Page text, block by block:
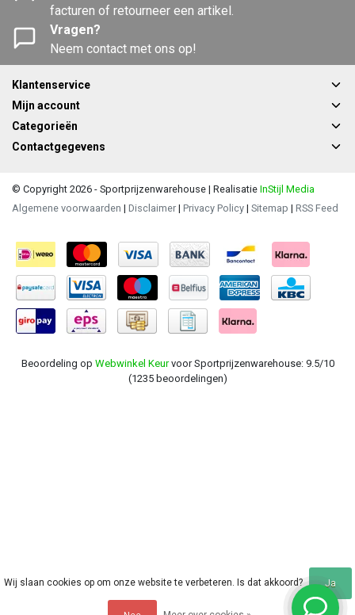
facturen of retourneer een artikel.
Vragen?
Neem contact met ons op!
Klantenservice
Mijn account
Categorieën
Contactgegevens
© Copyright 2026 - Sportprijzenwarehouse | Realisatie InStijl Media
Algemene voorwaarden | Disclaimer | Privacy Policy | Sitemap | RSS Feed
Beoordeling op Webwinkel Keurvoor Sportprijzenwarehouse: 9.5/10
(1235 beoordelingen)
Wij slaan cookies op om onze website te verbeteren. Is dat akkoord? Ja